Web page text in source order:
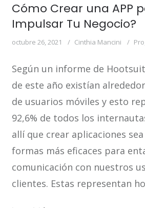
Cómo Crear una APP
Impulsar Tu Negocio?
octubre 26, 2021 Cinthia Mancini
Según un informe de
de este año existían
de usuarios móviles y esto
92,6% de todos los
allí que crear aplicaciones
formas más eficaces para
comunicación con nuestros
clientes. Estas representan